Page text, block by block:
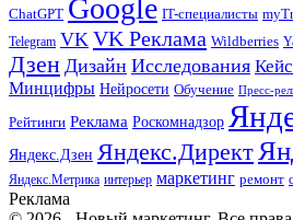
ChatGPT Google IT-специалисты
Telegram VK VK Реклама Wildberries
Дзен Дизайн Исследования
Минцифры Нейросети Обучение Пресс-
Рейтинги Реклама Роскомнадзор
Яндекс.Дзен Яндекс.Директ
Яндекс.Метрика интерьер маркетинг ремонт
Реклама